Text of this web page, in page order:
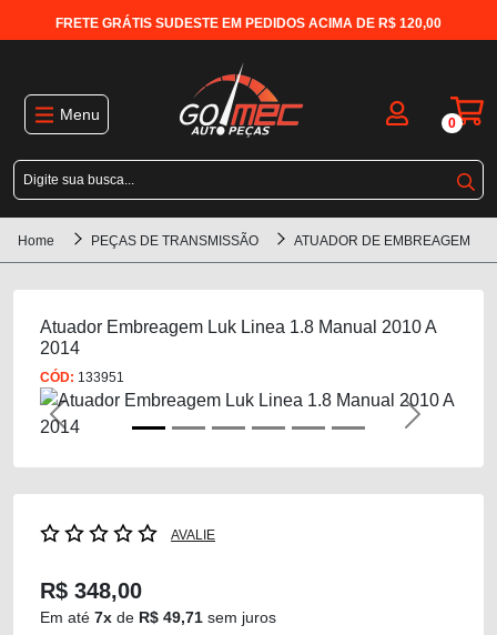
FRETE GRÁTIS SUDESTE EM PEDIDOS ACIMA DE R$ 120,00
Menu 0
Home PEÇAS DE TRANSMISSÃO ATUADOR DE EMBREAGEM
Atuador Embreagem Luk Linea 1.8 Manual 2010 A
2014
CÓD: 133951
Previous Next
AVALIE
R$ 348,00
Em até 7x de R$ 49,71 sem juros